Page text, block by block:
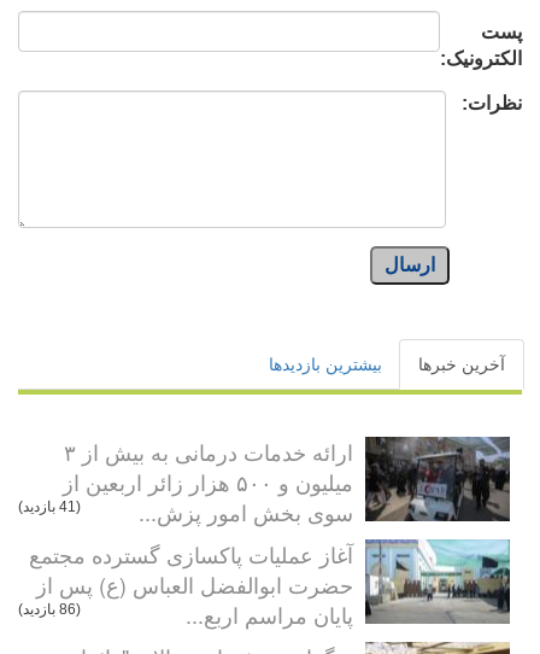
پست
الکترونیک:
نظرات:
ارسال
آخرین خبرها بیشترین بازدیدها
ارائه خدمات درمانی به بیش از ۳
میلیون و ۵۰۰ هزار زائر اربعین از
سوی بخش امور پزش...
(41 بازدید)
آغاز عملیات پاکسازی گسترده مجتمع
حضرت ابوالفضل العباس (ع) پس از
پایان مراسم اربع...
(86 بازدید)